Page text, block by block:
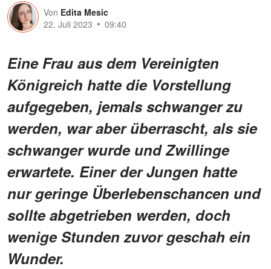
Von Edita Mesic
22. Juli 2023
09:40
Eine Frau aus dem Vereinigten
Königreich hatte die Vorstellung
aufgegeben, jemals schwanger zu
werden, war aber überrascht, als sie
schwanger wurde und Zwillinge
erwartete. Einer der Jungen hatte
nur geringe Überlebenschancen und
sollte abgetrieben werden, doch
wenige Stunden zuvor geschah ein
Wunder.